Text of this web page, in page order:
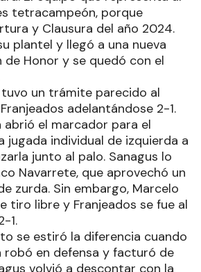
tetracampeón, porque
y Clausura del año 2024.
plantel y llegó a una nueva
de Honor y se quedó con el
un trámite parecido al
adelantándose 2-1.
abrió el marcador para el
jugada individual de izquierda a
junto al palo. Sanagus lo
Navarrete, que aprovechó un
zurda. Sin embargo, Marcelo
tiro libre y Franjeados se fue al
1.
se estiró la diferencia cuando
robó en defensa y facturó de
volvió a descontar con la